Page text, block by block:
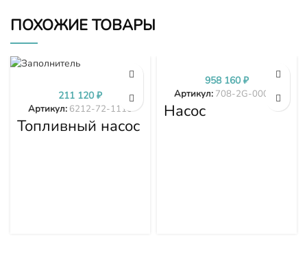
ПОХОЖИЕ ТОВАРЫ
Топливный насос
высокого
Артикул: 6212-72-1110
211 120₽
Насос
гидравлики
Артикул: 708-2G-00024
958 160₽